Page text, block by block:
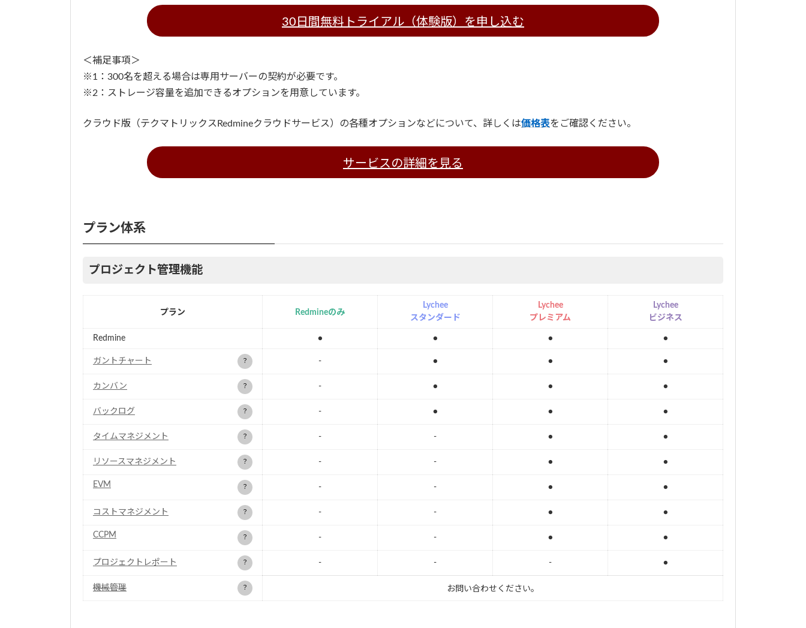
30日間無料トライアル（体験版）を申し込む
＜補足事項＞
※1：300名を超える場合は専用サーバーの契約が必要です。
※2：ストレージ容量を追加できるオプションを用意しています。
クラウド版（テクマトリックスRedmineクラウドサービス）の各種オプションなどについて、詳しくは価格表をご確認ください。
サービスの詳細を見る
プラン体系
プロジェクト管理機能
プラン Redmineのみ
Lychee
スタンダード
Lychee
プレミアム
Lychee
ビジネス
Redmine ● ● ● ●
ガントチャート ？ - ● ● ●
カンバン ？ - ● ● ●
バックログ ？ - ● ● ●
タイムマネジメント ？ - - ● ●
リソースマネジメント ？ - - ● ●
EVM ？ - - ● ●
コストマネジメント ？ - - ● ●
CCPM ？ - - ● ●
プロジェクトレポート ？ - - - ●
機械管理 ？ お問い合わせください。